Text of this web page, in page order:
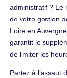
administratif ? Le
de votre gestion
Loire en
garantit le
de limiter les
Partez à l’assaut